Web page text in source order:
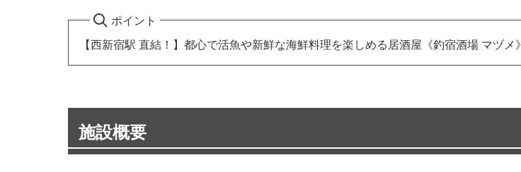
ポイント
【西新宿駅 直結！】都心で活魚や新鮮な海鮮料理を楽しめる居酒屋《釣宿酒場 マヅメ》
施設概要